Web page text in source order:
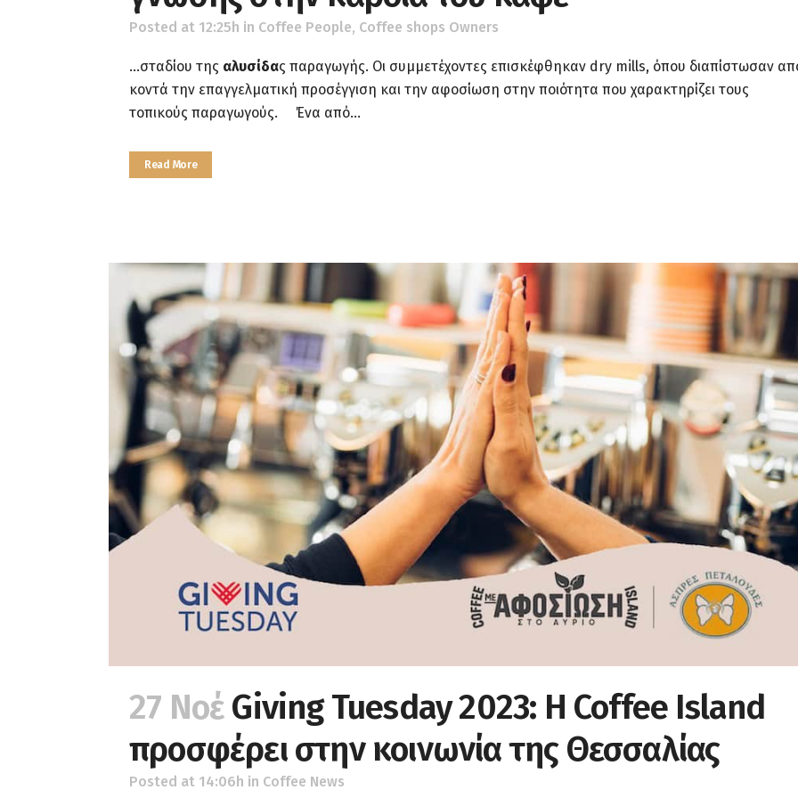
Posted at 12:25h in Coffee People, Coffee shops Owners
...σταδίου της αλυσίδας παραγωγής. Οι συμμετέχοντες επισκέφθηκαν dry mills, όπου διαπίστωσαν
κοντά την επαγγελματική προσέγγιση και την αφοσίωση στην ποιότητα που χαρακτηρίζει τους
τοπικούς παραγωγούς​. Ένα από...
Read More
27 ΝοέGiving Tuesday 2023: H Coffee Island
προσφέρει στην κοινωνία της Θεσσαλίας
Posted at 14:06h in Coffee News